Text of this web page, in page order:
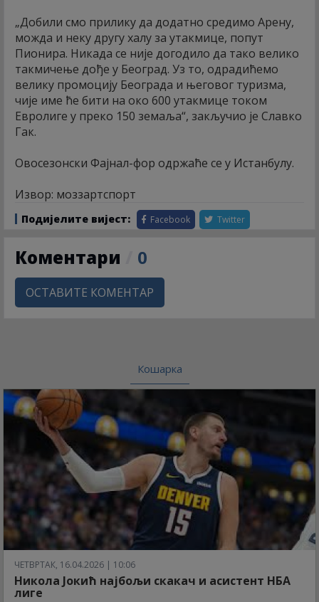
„Добили смо прилику да додатно средимо Арену,
можда и неку другу халу за утакмице, попут
Пионира. Никада се није догодило да тако велико
такмичење дође у Београд. Уз то, одрадићемо
велику промоцију Београда и његовог туризма,
чије име ће бити на око 600 утакмице током
Евролиге у преко 150 земаља“, закључио је Славко
Гак.
Овосезонски Фајнал-фор одржаће се у Истанбулу.
Извор: моззартспорт
Подијелите вијест: Facebook Twitter
Коментари 0
ОСТАВИТЕ КОМЕНТАР
Кошарка
ЧЕТВРТАК, 16.04.2026 | 10:06
Никола Јокић најбољи скакач и асистент НБА
лиге